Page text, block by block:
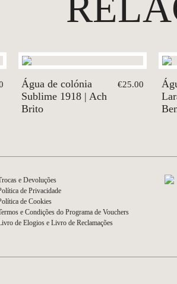
Água de colónia
Sublime 1918 | Ach
Brito
€25.00
e Devoluções
de Privacidade
de Cookies
e Condições do Programa de Vouchers
de Elogios e Livro de Reclamações